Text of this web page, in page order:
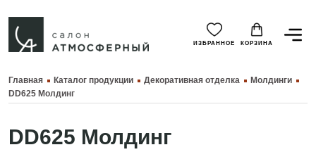
ИЗБРАННОЕ КОРЗИНА
Главная Каталог продукции Декоративная отделка
Молдинги
DD625 Молдинг
DD625 Молдинг